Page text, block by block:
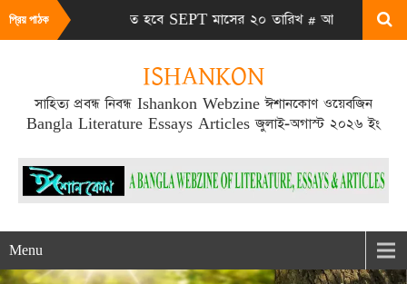
প্রিয় পাঠক
সংখ্যা প্রকাশিত হবে SEPT মাসের ২০ তারিখ # আমাদের
ISHANKON
সাহিত্য প্রবন্ধ নিবন্ধ Ishankon Webzine ঈশানকোণ ওয়েবজিন
Bangla Literature Essays Articles জুলাই-অগাস্ট ২০২৬ ইং
Menu